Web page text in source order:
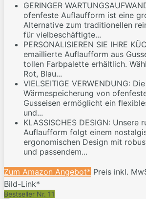
GERINGER
ofenfeste Auflaufform ist eine
Alternative zum traditionellen
für vielbeschäftigte...
PERSONALISIEREN SIE IHRE
emaillierte Auflaufform aus
tollen Farbpalette erhältlich.
Rot, Blau...
VIELSEITIGE VERWENDUNG:
Wärmespeicherung von
Gusseisen ermöglicht ein
und...
KLASSISCHES DESIGN: Unsere
Auflaufform folgt einem
ergonomischen Design mit
und passendem...
Zum Amazon Angebot* Preis inkl.
Bild-Link*
Bestseller Nr. 11